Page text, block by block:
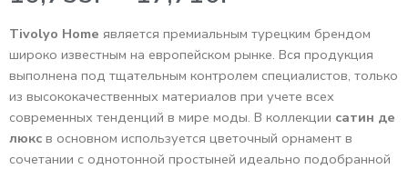
Tivolyo Home является премиальным турецким брендом
широко известным на европейском рынке. Вся продукция
выполнена под тщательным контролем специалистов, только
из высококачественных материалов при учете всех
современных тенденций в мире моды. В коллекции сатин де
люкс в основном используется цветочный орнамент в
сочетании с однотонной простыней идеально подобранной